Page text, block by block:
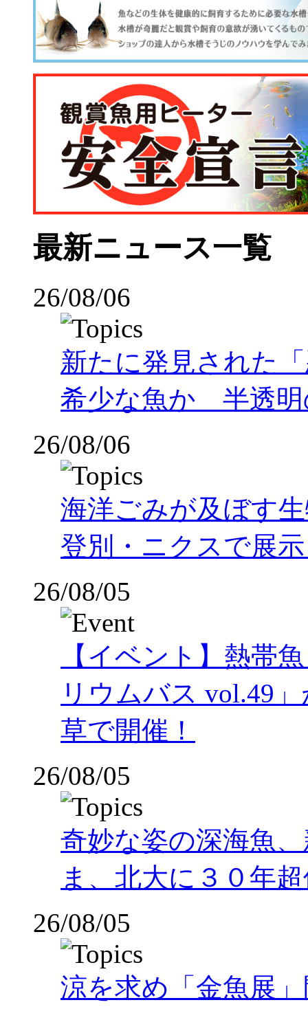
最新ニュース一覧
26/08/06
新たに発見された
希少な魚か 半透明
26/08/06
海洋ごみが及ぼす
登別・ニクスで展
26/08/05
【イベント】熱帯
リウムバス vol.49
草で開催！
26/08/05
奇妙な姿の深海魚
ま、北大に３０年
26/08/05
涼を求め「金魚展